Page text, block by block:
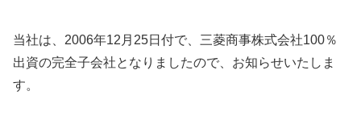
当社は、2006年12月25日付で、三菱商事株式会社100％
出資の完全子会社となりましたので、お知らせいたしま
す。